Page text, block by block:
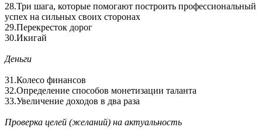
28.Три шага, которые помогают построить профессиональный
успех на сильных своих сторонах
29.Перекресток дорог
30.Икигай
Деньги
31.Колесо финансов
32.Определение способов монетизации таланта
33.Увеличение доходов в два раза
Проверка целей (желаний) на актуальность